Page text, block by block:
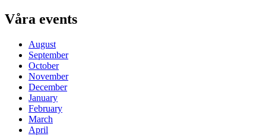
Våra events
August
September
October
November
December
January
February
March
April